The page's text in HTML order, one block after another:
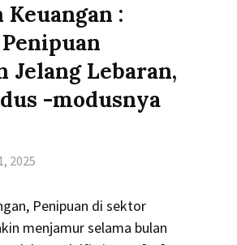
Keuangan :
Jelang Lebaran,
-modusnya
2025
Penipuan di sektor
menjamur selama bulan